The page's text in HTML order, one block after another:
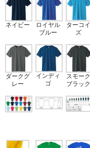
ネイビー
ロイヤル
ブルー
ターコイ
ズ
ダークグ
レー
インディ
ゴ
スモーク
ブラック